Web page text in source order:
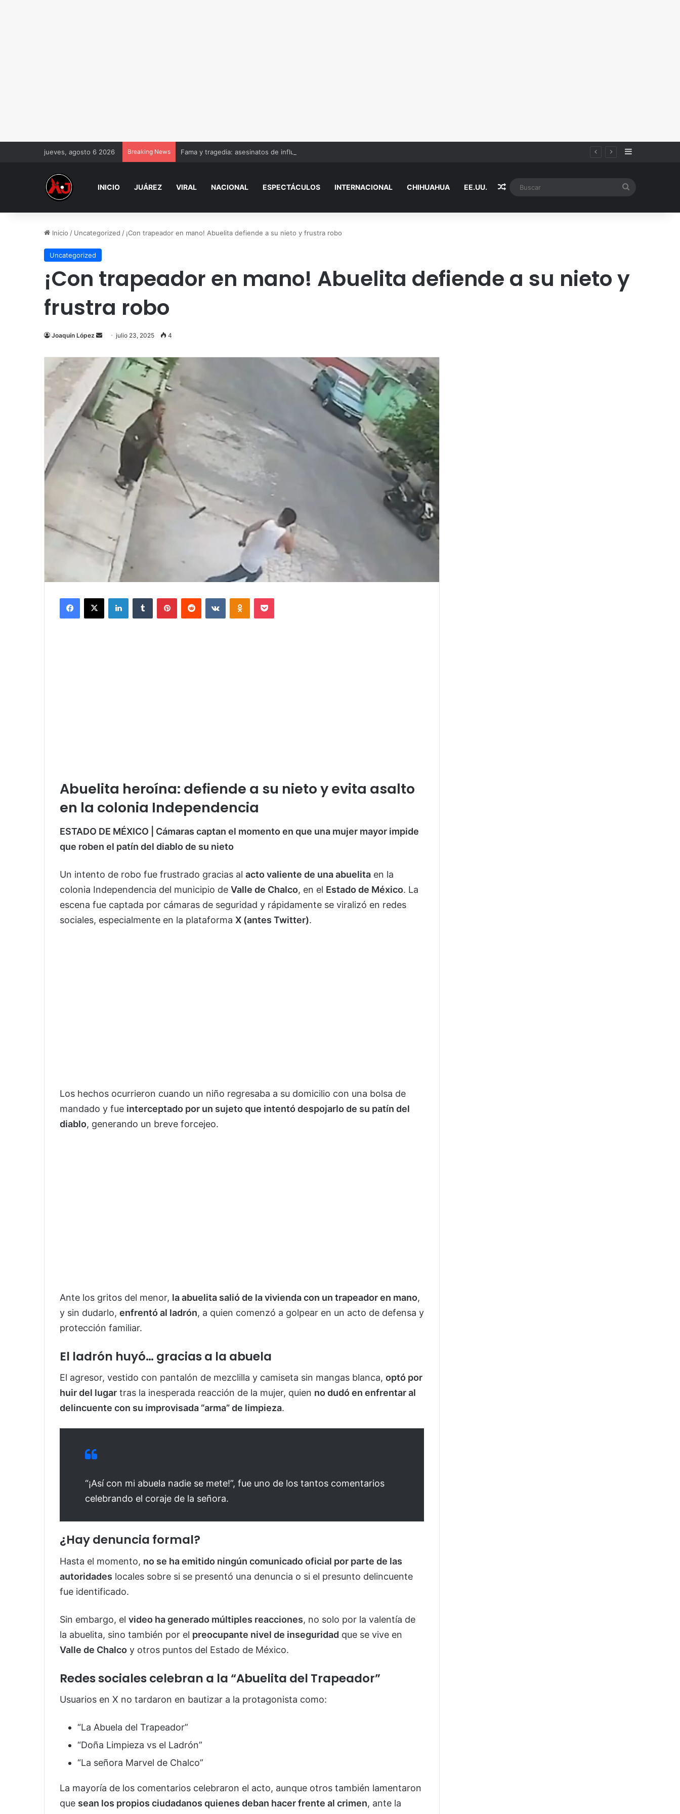
jueves, agosto 6 2026 Breaking News Fama y tragedia: asesinatos de influencers que impactaron a México Sidebar
INICIO JUÁREZ VIRAL NACIONAL ESPECTÁCULOS INTERNACIONAL CHIHUAHUA EE.UU. Random Article
Inicio / Uncategorized / ¡Con trapeador en mano! Abuelita defiende a su nieto y frustra robo
Uncategorized
¡Con trapeador en mano! Abuelita defiende a su nieto y
frustra robo
Joaquín López
Send
email
julio 23, 2025 4
Facebook
X LinkedInTumblr PinterestReddit VKontakteOdnoklassniki
Pocket
Abuelita heroína: defiende a su nieto y evita asalto
en la colonia Independencia
ESTADO DE MÉXICO | Cámaras captan el momento en que una mujer mayor impide
que roben el patín del diablo de su nieto
Un intento de robo fue frustrado gracias al acto valiente de una abuelita en la
colonia Independencia del municipio de Valle de Chalco, en el Estado de México. La
escena fue captada por cámaras de seguridad y rápidamente se viralizó en redes
sociales, especialmente en la plataforma X (antes Twitter).
Los hechos ocurrieron cuando un niño regresaba a su domicilio con una bolsa de
mandado y fue interceptado por un sujeto que intentó despojarlo de su patín del
diablo, generando un breve forcejeo.
Ante los gritos del menor, la abuelita salió de la vivienda con un trapeador en mano,
y sin dudarlo, enfrentó al ladrón, a quien comenzó a golpear en un acto de defensa y
protección familiar.
El ladrón huyó… gracias a la abuela
El agresor, vestido con pantalón de mezclilla y camiseta sin mangas blanca, optó por
huir del lugar tras la inesperada reacción de la mujer, quien no dudó en enfrentar al
delincuente con su improvisada “arma” de limpieza.
“¡Así con mi abuela nadie se mete!”, fue uno de los tantos comentarios
celebrando el coraje de la señora.
¿Hay denuncia formal?
Hasta el momento, no se ha emitido ningún comunicado oficial por parte de las
autoridades locales sobre si se presentó una denuncia o si el presunto delincuente
fue identificado.
Sin embargo, el video ha generado múltiples reacciones, no solo por la valentía de
la abuelita, sino también por el preocupante nivel de inseguridad que se vive en
Valle de Chalco y otros puntos del Estado de México.
Redes sociales celebran a la “Abuelita del Trapeador”
Usuarios en X no tardaron en bautizar a la protagonista como:
“La Abuela del Trapeador”
“Doña Limpieza vs el Ladrón”
“La señora Marvel de Chalco”
La mayoría de los comentarios celebraron el acto, aunque otros también lamentaron
que sean los propios ciudadanos quienes deban hacer frente al crimen, ante la